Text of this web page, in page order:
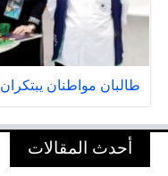
طالبان مواطنان
أحدث المقالات